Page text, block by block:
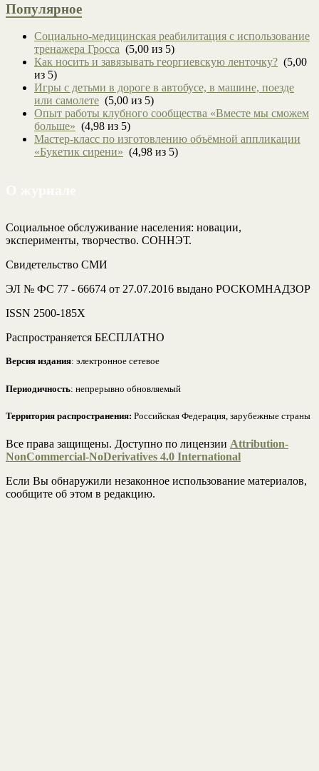
Популярное
Социально-медицинская реабилитация с использование
тренажера Гросса (5,00 из 5)
Как носить и завязывать георгиевскую ленточку? (5,00
из 5)
Игры с детьми в дороге в автобусе, в машине, поезде
или самолете (5,00 из 5)
Опыт работы клубного сообщества «Вместе мы сможем
больше» (4,98 из 5)
Мастер-класс по изготовлению объёмной аппликации
«Букетик сирени» (4,98 из 5)
Социальное обслуживание населения: новации,
эксперименты, творчество. СОННЭТ.
Свидетельство СМИ
ЭЛ № ФС 77 - 66674 от 27.07.2016 выдано РОСКОМНАДЗОР
ISSN 2500-185Х
Распространяется БЕСПЛАТНО
Версия издания: электронное сетевое
Периодичность: непрерывно обновляемый
Территория распространения: Российская Федерация, зарубежные страны
Все права защищены. Доступно по лицензии Attribution-
NonCommercial-NoDerivatives 4.0 International
Если Вы обнаружили незаконное использование материалов,
сообщите об этом в редакцию.